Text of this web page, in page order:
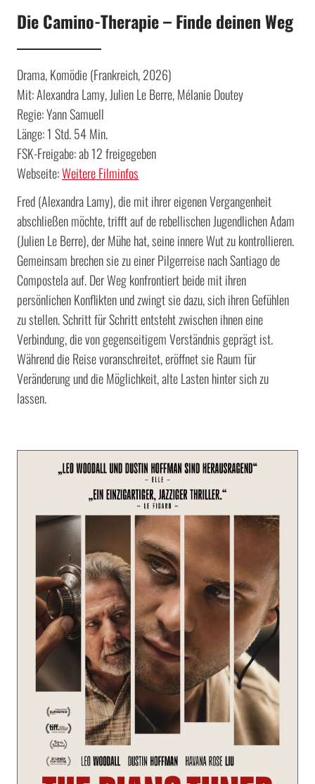
Die Camino-Therapie – Finde deinen Weg
Drama, Komödie (Frankreich, 2026)
Mit: Alexandra Lamy, Julien Le Berre, Mélanie Doutey
Regie: Yann Samuell
Länge: 1 Std. 54 Min.
FSK-Freigabe: ab 12 freigegeben
Webseite:Weitere Filminfos
Fred (Alexandra Lamy), die mit ihrer eigenen Vergangenheit
abschließen möchte, trifft auf de rebellischen Jugendlichen Adam
(Julien Le Berre), der Mühe hat, seine innere Wut zu kontrollieren.
Gemeinsam brechen sie zu einer Pilgerreise nach Santiago de
Compostela auf. Der Weg konfrontiert beide mit ihren
persönlichen Konflikten und zwingt sie dazu, sich ihren Gefühlen
zu stellen. Schritt für Schritt entsteht zwischen ihnen eine
Verbindung, die von gegenseitigem Verständnis geprägt ist.
Während die Reise voranschreitet, eröffnet sie Raum für
Veränderung und die Möglichkeit, alte Lasten hinter sich zu
lassen.